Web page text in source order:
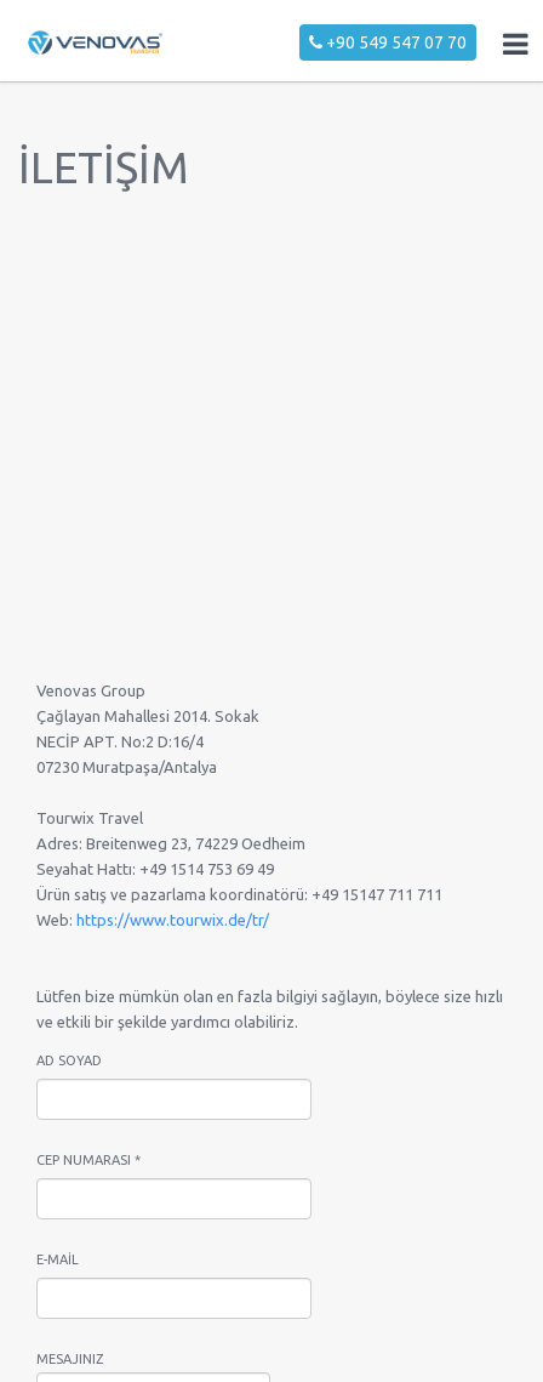
+90 549 547 07 70
İLETİŞİM
Venovas Group
Çağlayan Mahallesi 2014. Sokak
NECİP APT. No:2 D:16/4
07230 Muratpaşa/Antalya
Tourwix Travel
Adres: Breitenweg 23, 74229 Oedheim
Seyahat Hattı: +49 1514 753 69 49
Ürün satış ve pazarlama koordinatörü: +49 15147 711 711
Web: https://www.tourwix.de/tr/
Lütfen bize mümkün olan en fazla bilgiyi sağlayın, böylece size hızlı
ve etkili bir şekilde yardımcı olabiliriz.
AD SOYAD
CEP NUMARASI *
E-MAIL
MESAJINIZ